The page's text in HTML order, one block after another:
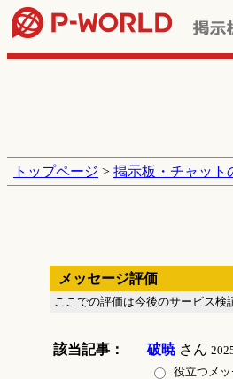
トップページ > 掲示板・チャット
メッセージ評価
ここでの評価は今後のサービス検
該当記事： 破暁さん
役立つメッ